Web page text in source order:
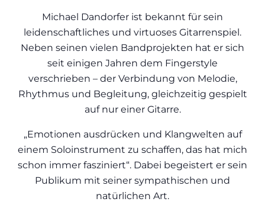
Michael Dandorfer ist bekannt für sein
leidenschaftliches und virtuoses Gitarrenspiel.
Neben seinen vielen Bandprojekten hat er sich
seit einigen Jahren dem Fingerstyle
verschrieben – der Verbindung von Melodie,
Rhythmus und Begleitung, gleichzeitig gespielt
auf nur einer Gitarre.
„Emotionen ausdrücken und Klangwelten auf
einem Soloinstrument zu schaffen, das hat mich
schon immer fasziniert“. Dabei begeistert er sein
Publikum mit seiner sympathischen und
natürlichen Art.